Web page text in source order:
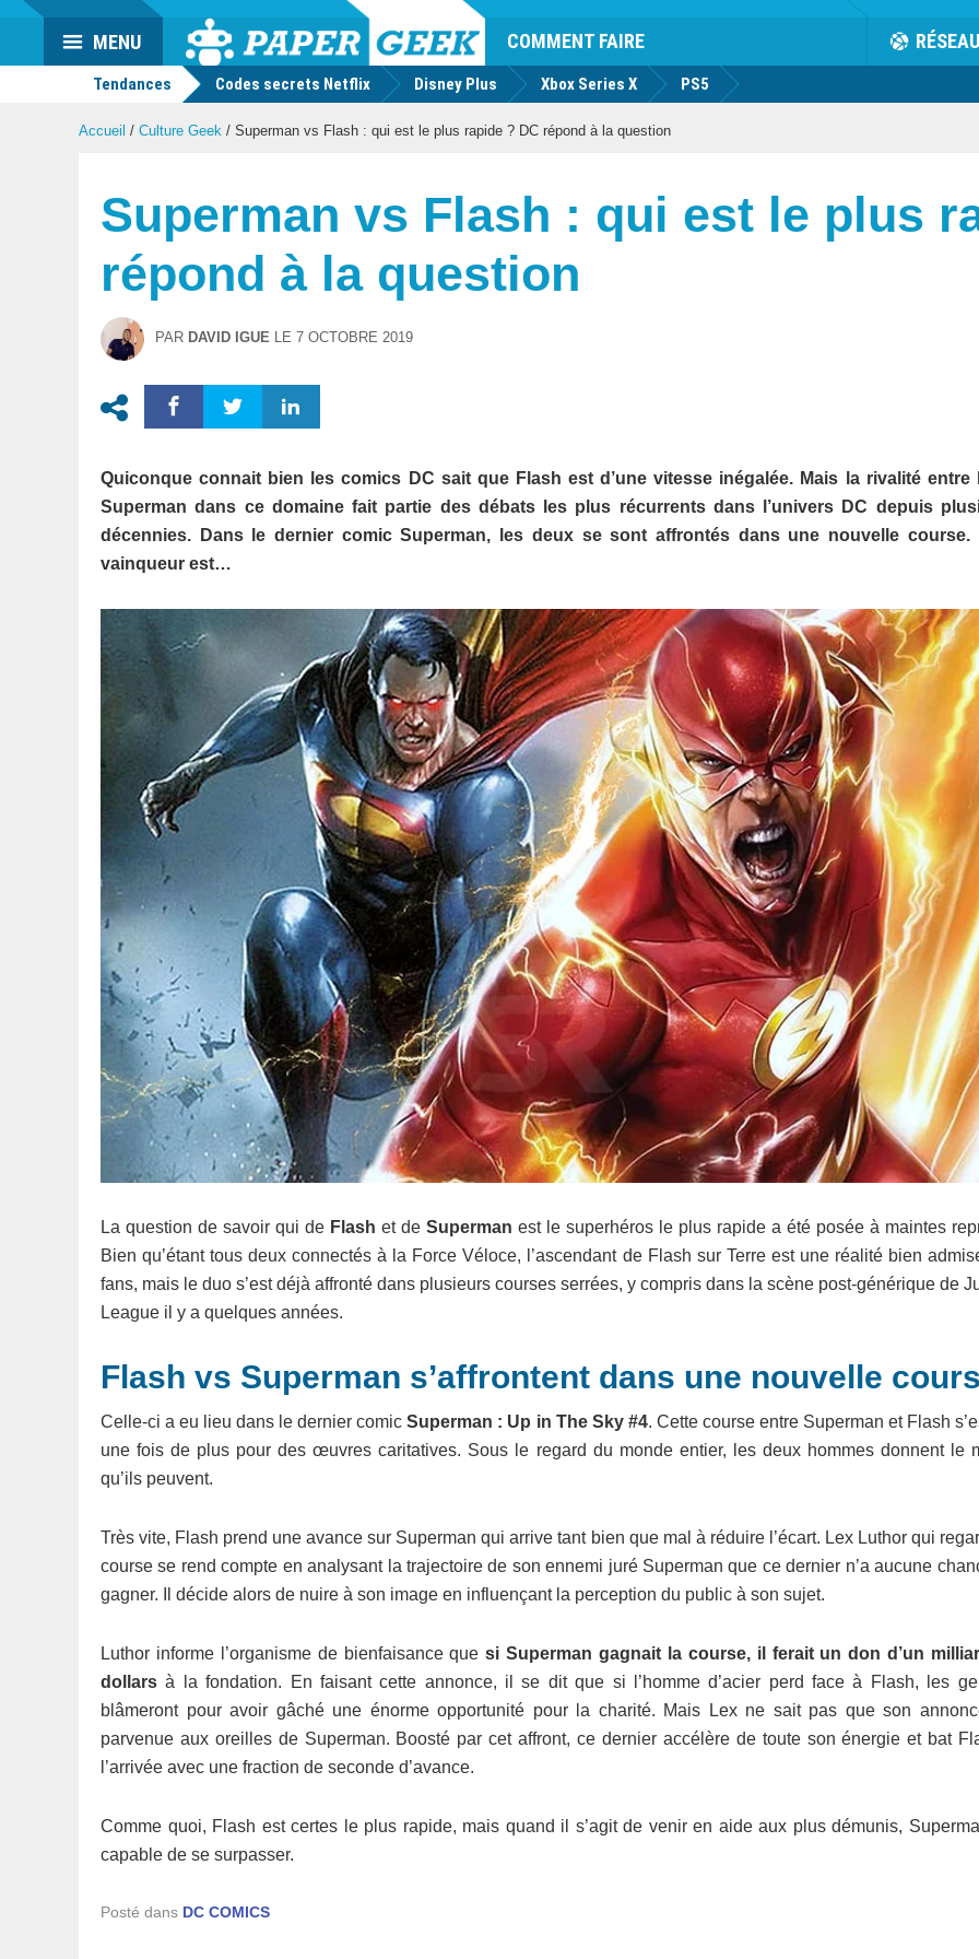
Actu
geek
COMMENT FAIRE RÉSEAU
MENU
Tendances Codes secrets Netflix Disney Plus Xbox Series X PS5
Accueil / Culture Geek / Superman vs Flash : qui est le plus rapide ? DC répond à la question
Superman vs Flash : qui est le plus
répond à la question
PAR DAVID IGUE LE 7 OCTOBRE 2019
Quiconque connait bien les comics DC sait que Flash est d’une vitesse inégalée. Mais la rivalité entre
Superman dans ce domaine fait partie des débats les plus récurrents dans l’univers DC depuis
décennies. Dans le dernier comic Superman, les deux se sont affrontés dans une nouvelle course.
vainqueur est…
La question de savoir qui de Flash et de Superman est le superhéros le plus rapide a été posée à maintes
Bien qu’étant tous deux connectés à la Force Véloce, l’ascendant de Flash sur Terre est une réalité bien
fans, mais le duo s’est déjà affronté dans plusieurs courses serrées, y compris dans la scène post-générique de
League il y a quelques années.
Flash vs Superman s’affrontent dans une nouvelle
Celle-ci a eu lieu dans le dernier comicSuperman : Up in The Sky #4. Cette course entre Superman et Flash
une fois de plus pour des œuvres caritatives. Sous le regard du monde entier, les deux hommes donnent le
qu’ils peuvent.
Très vite, Flash prend une avance sur Superman qui arrive tant bien que mal à réduire l’écart. Lex Luthor qui
course se rend compte en analysant la trajectoire de son ennemi juré Superman que ce dernier n’a aucune
gagner. Il décide alors de nuire à son image en influençant la perception du public à son sujet.
Luthor informe l’organisme de bienfaisance quesi Superman gagnait la course, il ferait un don d’un
dollars à la fondation. En faisant cette annonce, il se dit que si l’homme d’acier perd face à Flash, les
blâmeront pour avoir gâché une énorme opportunité pour la charité. Mais Lex ne sait pas que son
parvenue aux oreilles de Superman. Boosté par cet affront, ce dernier accélère de toute son énergie et bat
l’arrivée avec une fraction de seconde d’avance.
Comme quoi, Flash est certes le plus rapide, mais quand il s’agit de venir en aide aux plus démunis,
capable de se surpasser.
Posté dans DC COMICS